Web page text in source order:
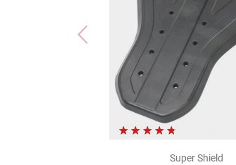
Super Shield